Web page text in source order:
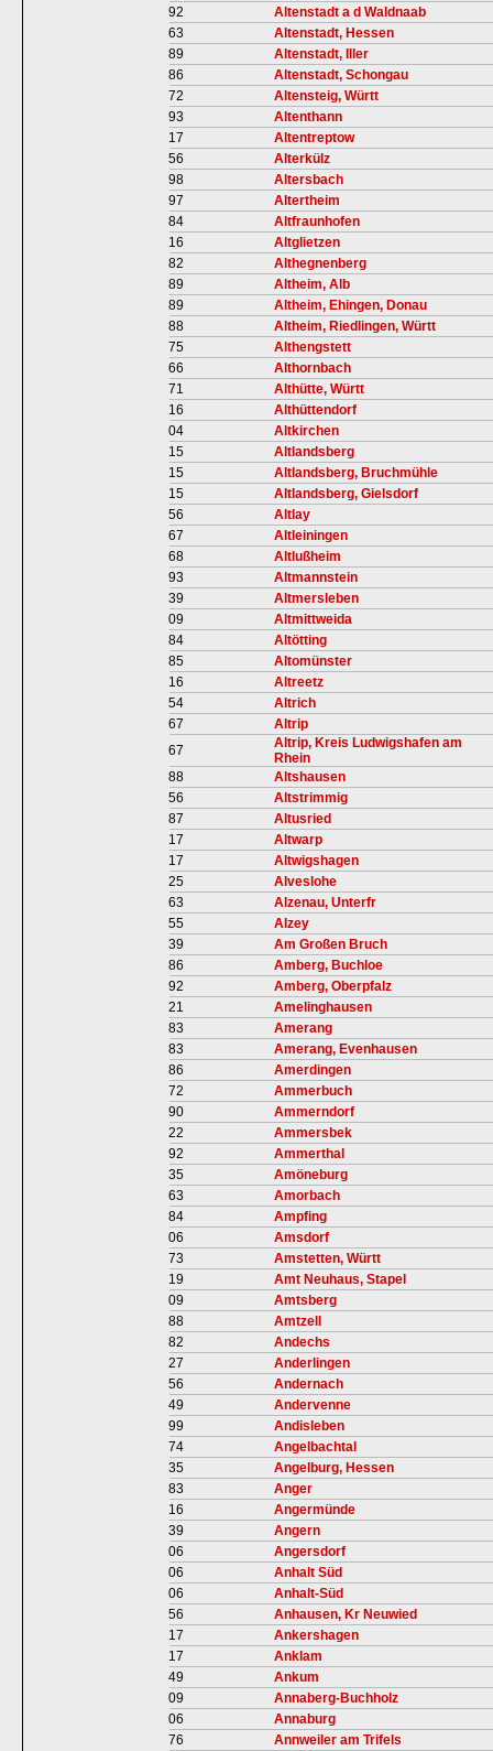
92
Altenstadt a d Waldnaab
63
Altenstadt, Hessen
89
Altenstadt, Iller
86
Altenstadt, Schongau
72
Altensteig, Württ
93
Altenthann
17
Altentreptow
56
Alterkülz
98
Altersbach
97
Altertheim
84
Altfraunhofen
16
Altglietzen
82
Althegnenberg
89
Altheim, Alb
89
Altheim, Ehingen, Donau
88
Altheim, Riedlingen, Württ
75
Althengstett
66
Althornbach
71
Althütte, Württ
16
Althüttendorf
04
Altkirchen
15
Altlandsberg
15
Altlandsberg, Bruchmühle
15
Altlandsberg, Gielsdorf
56
Altlay
67
Altleiningen
68
Altlußheim
93
Altmannstein
39
Altmersleben
09
Altmittweida
84
Altötting
85
Altomünster
16
Altreetz
54
Altrich
67
Altrip
67
Altrip, Kreis Ludwigshafen am
Rhein
88
Altshausen
56
Altstrimmig
87
Altusried
17
Altwarp
17
Altwigshagen
25
Alveslohe
63
Alzenau, Unterfr
55
Alzey
39
Am Großen Bruch
86
Amberg, Buchloe
92
Amberg, Oberpfalz
21
Amelinghausen
83
Amerang
83
Amerang, Evenhausen
86
Amerdingen
72
Ammerbuch
90
Ammerndorf
22
Ammersbek
92
Ammerthal
35
Amöneburg
63
Amorbach
84
Ampfing
06
Amsdorf
73
Amstetten, Württ
19
Amt Neuhaus, Stapel
09
Amtsberg
88
Amtzell
82
Andechs
27
Anderlingen
56
Andernach
49
Andervenne
99
Andisleben
74
Angelbachtal
35
Angelburg, Hessen
83
Anger
16
Angermünde
39
Angern
06
Angersdorf
06
Anhalt Süd
06
Anhalt-Süd
56
Anhausen, Kr Neuwied
17
Ankershagen
17
Anklam
49
Ankum
09
Annaberg-Buchholz
06
Annaburg
76
Annweiler am Trifels